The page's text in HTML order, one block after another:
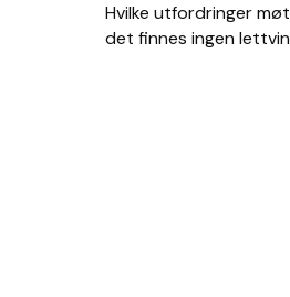
Hvilke utfordringer
det finnes ingen